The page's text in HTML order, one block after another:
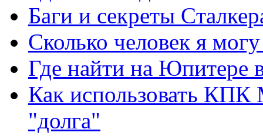
Баги и секреты
Сколько человек я
Где найти на Юпитере
Как использовать
"долга"